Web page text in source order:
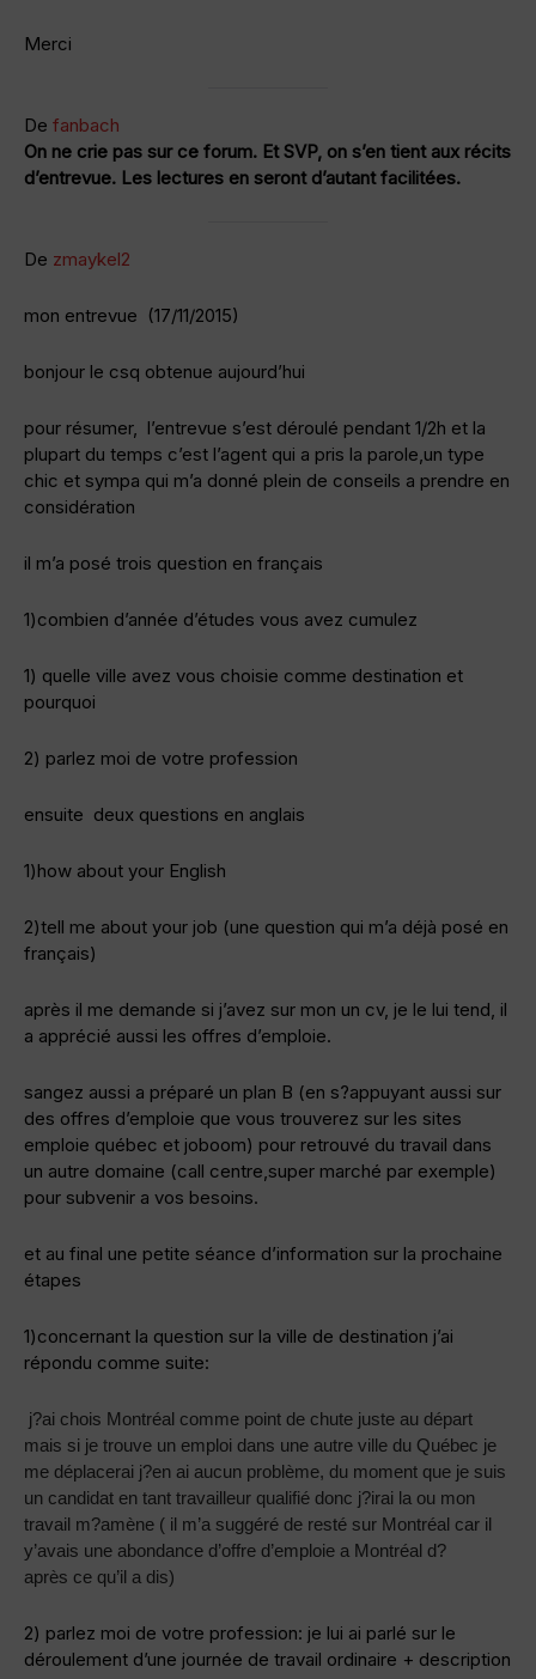
Merci
De fanbach
On ne crie pas sur ce forum. Et SVP, on s’en tient aux récits
d’entrevue. Les lectures en seront d’autant facilitées.
De zmaykel2
mon entrevue (17/11/2015)
bonjour le csq obtenue aujourd’hui
pour résumer, l’entrevue s’est déroulé pendant 1/2h et la
plupart du temps c’est l’agent qui a pris la parole,un type
chic et sympa qui m’a donné plein de conseils a prendre en
considération
il m’a posé trois question en français
1)combien d’année d’études vous avez cumulez
1) quelle ville avez vous choisie comme destination et
pourquoi
2) parlez moi de votre profession
ensuite deux questions en anglais
1)how about your English
2)tell me about your job (une question qui m’a déjà posé en
français)
après il me demande si j’avez sur mon un cv, je le lui tend, il
a apprécié aussi les offres d’emploie.
sangez aussi a préparé un plan B (en s?appuyant aussi sur
des offres d’emploie que vous trouverez sur les sites
emploie québec et joboom) pour retrouvé du travail dans
un autre domaine (call centre,super marché par exemple)
pour subvenir a vos besoins.
et au final une petite séance d’information sur la prochaine
étapes
1)concernant la question sur la ville de destination j’ai
répondu comme suite:
j?ai chois Montréal comme point de chute juste au départ
mais si je trouve un emploi dans une autre ville du Québec je
me déplacerai j?en ai aucun problème, du moment que je suis
un candidat en tant travailleur qualifié donc j?irai la ou mon
travail m?amène ( il m’a suggéré de resté sur Montréal car il
y’avais une abondance d’offre d’emploie a Montréal d?
après ce qu’il a dis)
2) parlez moi de votre profession: je lui ai parlé sur le
déroulement d’une journée de travail ordinaire + description